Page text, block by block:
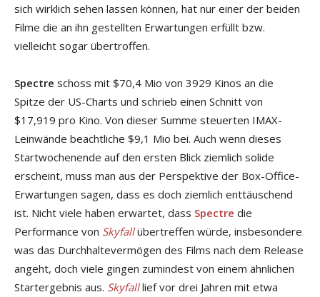
sich wirklich sehen lassen können, hat nur einer der beiden
Filme die an ihn gestellten Erwartungen erfüllt bzw.
vielleicht sogar übertroffen.
Spectre schoss mit $70,4 Mio von 3929 Kinos an die
Spitze der US-Charts und schrieb einen Schnitt von
$17,919 pro Kino. Von dieser Summe steuerten IMAX-
Leinwände beachtliche $9,1 Mio bei. Auch wenn dieses
Startwochenende auf den ersten Blick ziemlich solide
erscheint, muss man aus der Perspektive der Box-Office-
Erwartungen sagen, dass es doch ziemlich enttäuschend
ist. Nicht viele haben erwartet, dass Spectre die
Performance von Skyfallübertreffen würde, insbesondere
was das Durchhaltevermögen des Films nach dem Release
angeht, doch viele gingen zumindest von einem ähnlichen
Startergebnis aus. Skyfalllief vor drei Jahren mit etwa